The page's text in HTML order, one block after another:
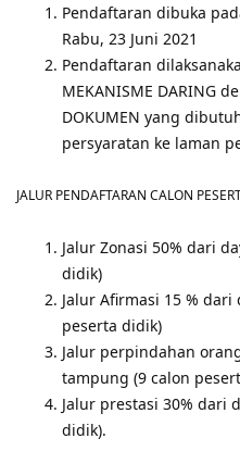
Pendaftaran dibuka
Rabu, 23 Juni 2021
Pendaftaran
MEKANISME DARING
DOKUMEN yang
persyaratan ke laman
JALUR PENDAFTARAN CALON
Jalur Zonasi 50% dari
didik)
Jalur Afirmasi 15 %
peserta didik)
Jalur perpindahan
tampung (9 calon
Jalur prestasi 30% dari
didik).